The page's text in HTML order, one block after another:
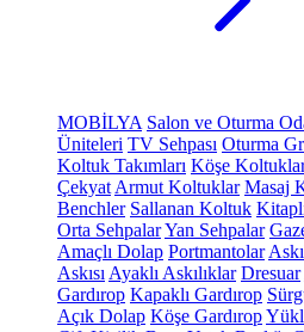
MOBİLYA Salon ve Oturma
Üniteleri TV Sehpası Oturma
Koltuk Takımları Köşe
Çekyat Armut Koltuklar Masaj
Benchler Sallanan Koltuk
Orta SehpalarYan Sehpalar
Amaçlı Dolap Portmantolar
Askısı Ayaklı Askılıklar Dresuar
Gardırop Kapaklı Gardırop
Açık Dolap Köşe Gardırop